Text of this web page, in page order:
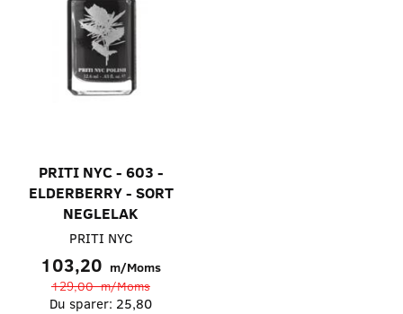
PRITI NYC - 603 -
ELDERBERRY - SORT
NEGLELAK
PRITI NYC
103,20 m/Moms
129,00m/Moms
Du sparer: 25,80